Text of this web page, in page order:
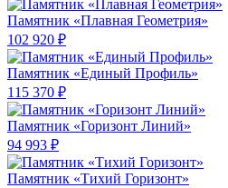
Памятник «Плавная Геометрия»
102 920 ₽
Памятник «Единый Профиль»
115 370 ₽
Памятник «Горизонт Линий»
94 993 ₽
Памятник «Тихий Горизонт»